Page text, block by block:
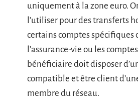
uniquement à la zone euro.
l’utiliser pour des transferts
certains comptes spécifiques
l’assurance-vie ou les
bénéficiaire doit disposer
compatible et être client
membre du réseau.